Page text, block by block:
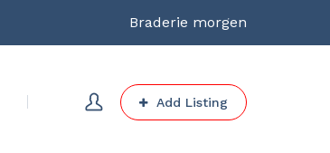
Braderie morgen
Add Listing